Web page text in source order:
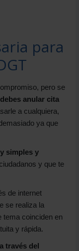
para
pero se
debes anular cita
a cualquiera,
ya que
simples y
y que te
de internet
se realiza la
tema coinciden en
y rápida.
través del